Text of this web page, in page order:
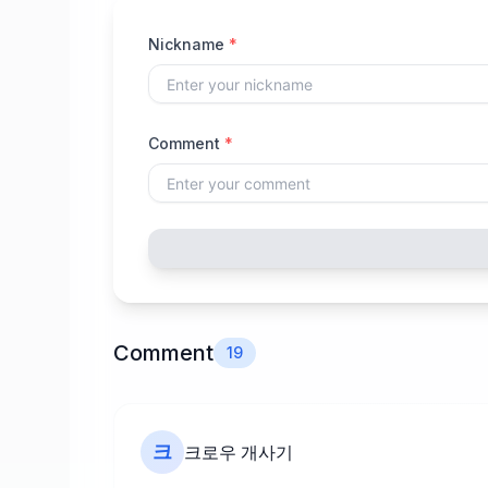
Nickname *
Comment *
Comment 19
크 크로우 개사기